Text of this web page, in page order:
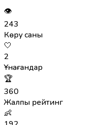
👁
243
Көру саны
🤍
2
Ұнағандар
🏆
360
Жалпы рейтинг
👶